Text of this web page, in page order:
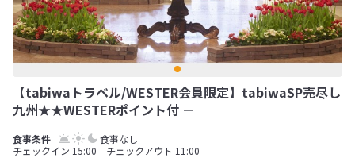
【tabiwaトラベル/WESTER会員限定】tabiwaSP売尽し
九州★★WESTERポイント付 －
食事なし
チェックイン 15:00 チェックアウト 11:00